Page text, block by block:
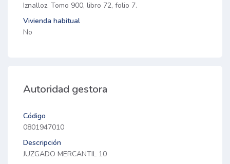
Iznalloz. Tomo 900, libro 72, folio 7.
Vivienda habitual
No
Autoridad gestora
Código
0801947010
Descripción
JUZGADO MERCANTIL 10